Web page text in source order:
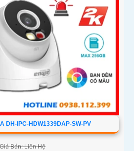
DH-IPC-HDW1339DAP-SW-PV
Giá Bán: Liên Hệ